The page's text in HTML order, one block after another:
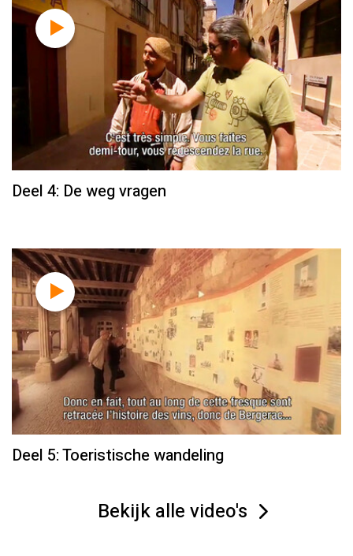
Deel 4: De weg vragen
Deel 5: Toeristische wandeling
Bekijk alle video's